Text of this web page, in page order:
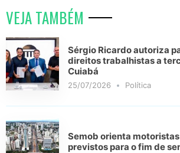
VEJA TAMBÉM
Sérgio Ricardo autoriza
direitos trabalhistas a
Cuiabá
25/07/2026 Política
Semob orienta
previstos para o fim de